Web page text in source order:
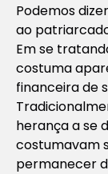
Podemos
ao
Em se
costuma
financeira de
herança a se
costumavam
permanecer